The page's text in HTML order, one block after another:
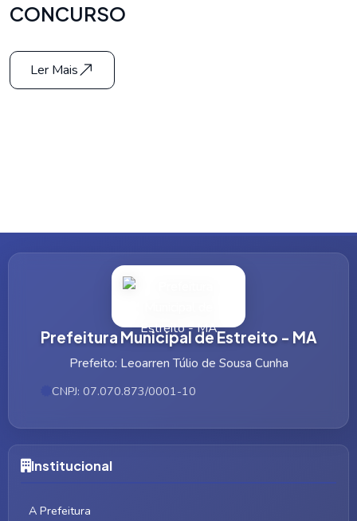
CONCURSO
Ler Mais
Prefeitura Municipal de Estreito - MA
Prefeito: Leoarren Túlio de Sousa Cunha
CNPJ: 07.070.873/0001-10
Institucional
A Prefeitura